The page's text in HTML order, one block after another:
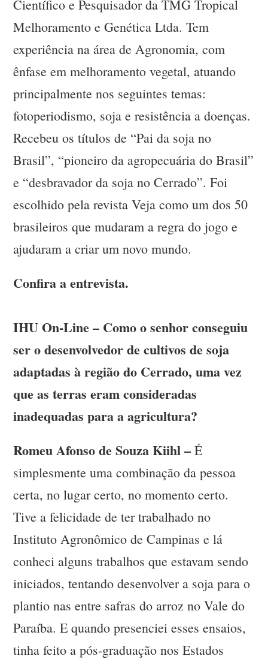
Científico e Pesquisador da TMG Tropical
Melhoramento e Genética Ltda. Tem
experiência na área de Agronomia, com
ênfase em melhoramento vegetal, atuando
principalmente nos seguintes temas:
fotoperiodismo, soja e resistência a doenças.
Recebeu os títulos de “Pai da soja no
Brasil”, “pioneiro da agropecuária do Brasil”
e “desbravador da soja no Cerrado”. Foi
escolhido pela revista Veja como um dos 50
brasileiros que mudaram a regra do jogo e
ajudaram a criar um novo mundo.
Confira a entrevista.
IHU On-Line – Como o senhor conseguiu
ser o desenvolvedor de cultivos de soja
adaptadas à região do Cerrado, uma vez
que as terras eram consideradas
inadequadas para a agricultura?
Romeu Afonso de Souza Kiihl – É
simplesmente uma combinação da pessoa
certa, no lugar certo, no momento certo.
Tive a felicidade de ter trabalhado no
Instituto Agronômico de Campinas e lá
conheci alguns trabalhos que estavam sendo
iniciados, tentando desenvolver a soja para o
plantio nas entre safras do arroz no Vale do
Paraíba. E quando presenciei esses ensaios,
tinha feito a pós-graduação nos Estados